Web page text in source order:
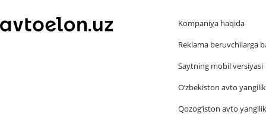
Kompaniya haqida
Reklama beruvchilarga
Saytning mobil versiyasi
O‘zbekiston avto
Qozog‘iston avto